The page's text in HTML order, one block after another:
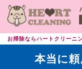
お掃除ならハートクリーニ
本当に